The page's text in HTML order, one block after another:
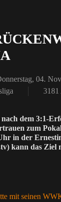
04.
dem 3:1-
zum
in der
kann das Ziel
mit seinen